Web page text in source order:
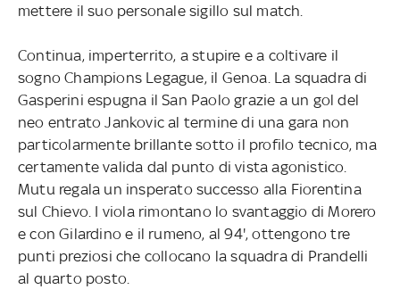
mettere il suo personale sigillo sul match.
Continua, imperterrito, a stupire e a coltivare il
sogno Champions Legague, il Genoa. La squadra di
Gasperini espugna il San Paolo grazie a un gol del
neo entrato Jankovic al termine di una gara non
particolarmente brillante sotto il profilo tecnico, ma
certamente valida dal punto di vista agonistico.
Mutu regala un insperato successo alla Fiorentina
sul Chievo. I viola rimontano lo svantaggio di Morero
e con Gilardino e il rumeno, al 94', ottengono tre
punti preziosi che collocano la squadra di Prandelli
al quarto posto.